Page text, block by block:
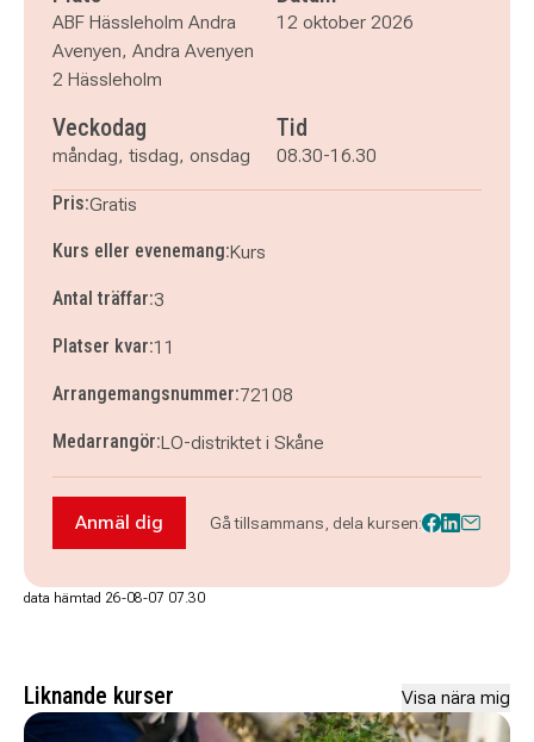
ABF Hässleholm Andra
Avenyen, Andra Avenyen
2 Hässleholm
12 oktober 2026
Veckodag
måndag, tisdag, onsdag
Tid
08.30-16.30
Pris:Gratis
Kurs eller evenemang:Kurs
Antal träffar:3
Platser kvar:11
Arrangemangsnummer:72108
Medarrangör:LO-distriktet i Skåne
Anmäl dig till Om facket i Hässleholm 2026
Anmäl dig Gå tillsammans, dela kursen:
data hämtad 26-08-07 07.30
Liknande kurser Visa nära mig